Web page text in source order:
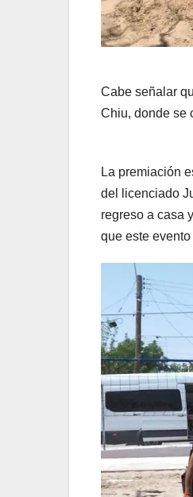
Cabe señalar
Chiu, donde se
La premiación
del licenciado
regreso a casa
que este evento